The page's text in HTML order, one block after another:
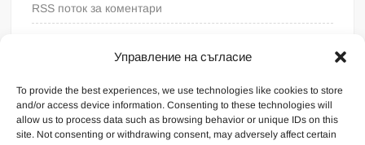
Управление на съгласие
To provide the best experiences, we use technologies like cookies to store
and/or access device information. Consenting to these technologies will
allow us to process data such as browsing behavior or unique IDs on this
site. Not consenting or withdrawing consent, may adversely affect certain
RSS поток за коментари